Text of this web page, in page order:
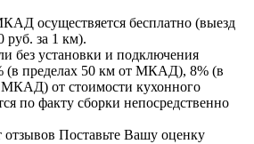
осуществяется бесплатно (выезд
за 1 км).
без установки и подключения
(в пределах 50 км от МКАД), 8% (в
МКАД) от стоимости кухонного
по факту сборки непосредственно
отзывов Поставьте Вашу оценку